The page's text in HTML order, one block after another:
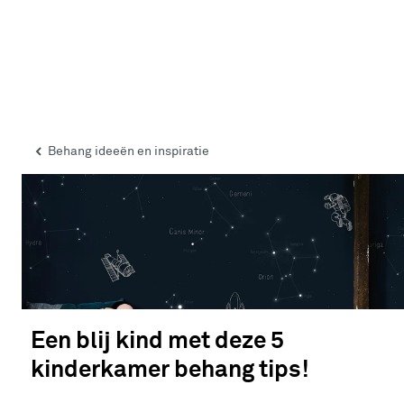
Behang ideeën en inspiratie
Een blij kind met deze 5
kinderkamer behang tips!